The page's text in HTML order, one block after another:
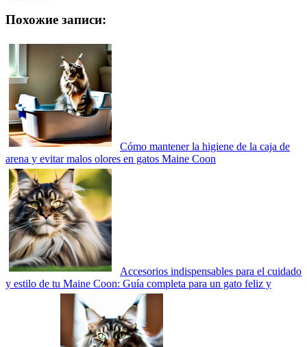
Похожие записи:
Cómo mantener la higiene de la caja de
arena y evitar malos olores en gatos Maine Coon
Accesorios indispensables para el cuidado
y estilo de tu Maine Coon: Guía completa para un gato feliz y